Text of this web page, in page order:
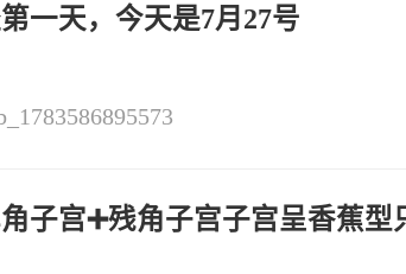
一天，今天是7月27号
子宫➕残角子宫子宫呈香蕉型